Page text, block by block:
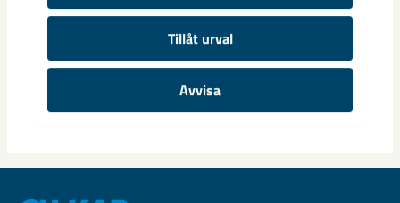
Tillåt urval
Avvisa
Snart dags för inflyttning på Östra
Stråket
Praktiska saker förbereds inför inflyttningen.